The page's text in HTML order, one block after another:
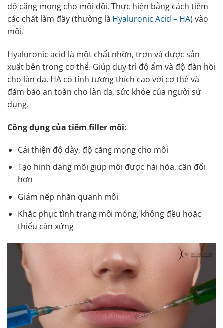
độ căng mọng cho môi đôi. Thực hiện bằng cách tiêm
các chất làm đầy (thường là Hyaluronic Acid – HA) vào
môi.
Hyaluronic acid là một chất nhờn, trơn và được sản
xuất bên trong cơ thể. Giúp duy trì độ ẩm và độ đàn hồi
cho làn da. HA có tính tương thích cao với cơ thể và
đảm bảo an toàn cho làn da, sức khỏe của người sử
dụng.
Công dụng của tiêm filler môi:
Cải thiện độ dày, độ căng mọng cho môi
Tạo hình dáng môi giúp môi được hài hòa, cân đối
hơn
Giảm nếp nhăn quanh môi
Khắc phục tình trạng môi mỏng, không đều hoặc
thiếu cân xứng